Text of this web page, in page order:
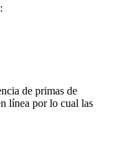
de primas de
línea por lo cual las